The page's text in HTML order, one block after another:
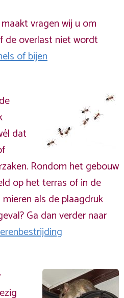
vragen wij u om
de overlast niet wordt
of bijen
dat
Rondom het gebouw
op het terras of in de
als de plaagdruk
Ga dan verder naar